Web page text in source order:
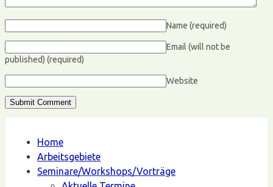
Name (required)
Email (will not be
published) (required)
Website
Home
Arbeitsgebiete
Seminare/Workshops/Vorträge